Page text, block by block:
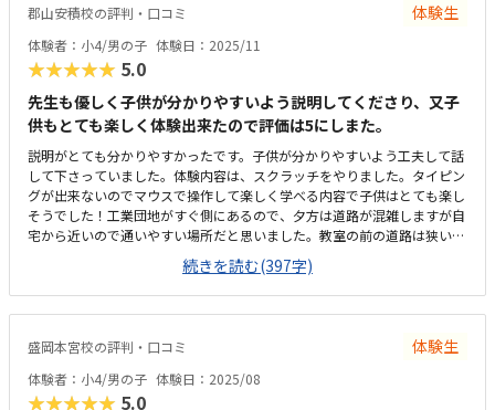
も大きく、過ごしやすい環境でした。全てのパソコン画面が先生側から見
えるようになっていたので、躓いた時にすぐにフォローしてもらえる環境
でした。平均的な金額設定だと思います。レッスンのコマ数を連続にする
など組み合わせできる点が融通をきかせやすく良いと思いました。長期休
みにイベントの企画があり、パソコンを使って楽しく休みを過ごせそうだ
も思いました。先生が明るく優しかったので安心できる環境でした。
郡山安積校の評判・口コミ 体験生
体験者：小4/男の子 体験日：2025/11
★★★★★ 5.0
先生も優しく子供が分かりやすいよう説明してくださり、又子
供もとても楽しく体験出来たので評価は5にしまた。
説明がとても分かりやすかったです。子供が分かりやすいよう工夫して話
して下さっていました。体験内容は、スクラッチをやりました。タイピン
グが出来ないのでマウスで操作して楽しく学べる内容で子供はとても楽し
そうでした！工業団地がすぐ側にあるので、夕方は道路が混雑しますが自
宅から近いので通いやすい場所だと思いました。教室の前の道路は狭いで
すが駐車場が広かったので駐車する際問題はありませんでした。教室は、
古民家を活用していて落ち着く空間でした。玄関から入るのではなく、掃
き出し窓から真っ直ぐ教室に入れるのもとても良かったです。パソコン教
室の体験が初めてだったので、相場は分かりませんが、少し高いと思いま
ったです。小学校でも週1ペースでプログラミング学習をしていますが、
体験教室で学校でもやった時がある内容もあって子供は楽しそうでした。
続きを読む(397字)
盛岡本宮校の評判・口コミ 体験生
体験者：小4/男の子 体験日：2025/08
★★★★★ 5.0